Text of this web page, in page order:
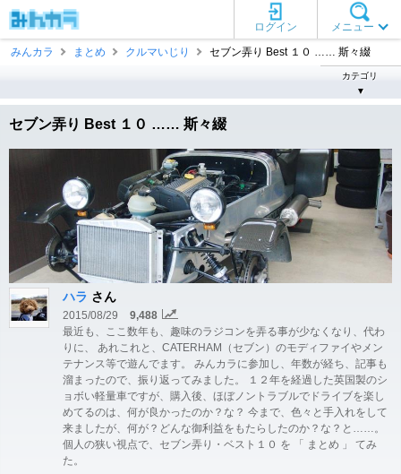
メニュー
ログイン
みんカラ
まとめ クルマいじり セブン弄り Best １０ …… 斯々綴
カテゴリ
▼
セブン弄り Best １０ …… 斯々綴
ハラ さん
2015/08/29
9,488
最近も、ここ数年も、趣味のラジコンを弄る事が少なくなり、代わ
りに、 あれこれと、CATERHAM（セブン）のモディファイやメン
テナンス等で遊んでます。 みんカラに参加し、年数が経ち、記事も
溜まったので、振り返ってみました。 １２年を経過した英国製のシ
ョボい軽量車ですが、購入後、ほぼノントラブルでドライブを楽し
めてるのは、何が良かったのか？な？ 今まで、色々と手入れをして
来ましたが、何が？どんな御利益をもたらしたのか？な？と……。
個人の狭い視点で、セブン弄り・ベスト１０ を 「 まとめ 」 てみ
た。